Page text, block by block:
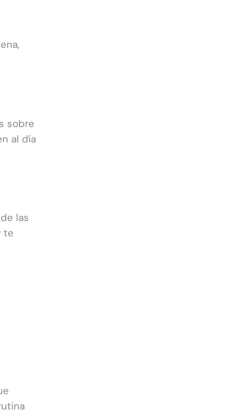
sobre
al día
las
te